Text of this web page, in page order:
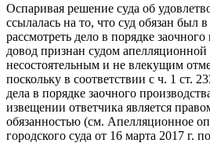
Оспаривая решение суда об
ссылалась на то, что суд обязан был
рассмотреть дело в порядке
довод признан судом
несостоятельным и не влекущим
поскольку в соответствии с ч. 1 ст.
дела в порядке заочного
извещении ответчика является
обязанностью (см. Апелляционное
городского суда от 16 марта 2017 г.